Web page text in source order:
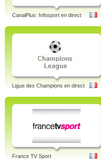
CanalPlus: Infosport en direct
Ligue des Champions en direct
France TV Sport